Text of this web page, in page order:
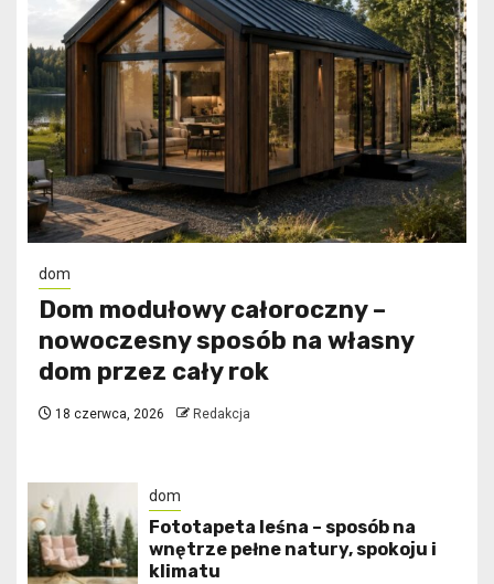
dom
Dom modułowy całoroczny –
nowoczesny sposób na własny
dom przez cały rok
18 czerwca, 2026 Redakcja
dom
​Fototapeta leśna – sposób na
wnętrze pełne natury, spokoju i
klimatu